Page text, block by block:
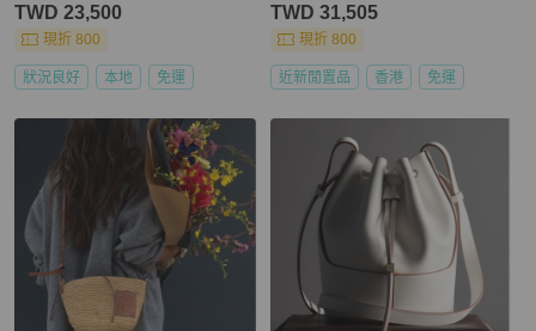
TWD 23,500
現折 800
狀況良好 本地 免運
TWD 31,505
現折 800
近新閒置品 香港 免運